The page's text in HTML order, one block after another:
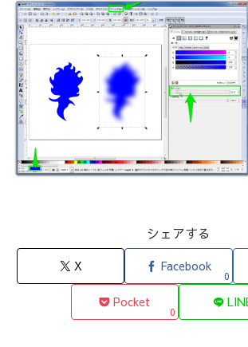
シェアする
X Facebook
0
Pocket
0